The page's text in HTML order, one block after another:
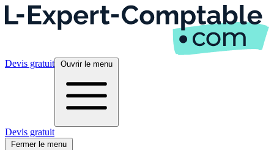
Devis gratuit Ouvrir le menu
Devis gratuit
Fermer le menu